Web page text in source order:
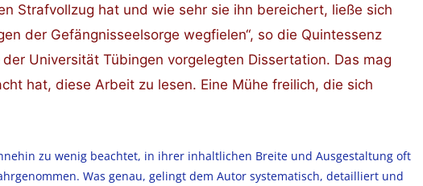
Strafvollzug hat und wie sehr sie ihn bereichert, ließe sich
der Gefängnisseelsorge wegfielen“, so die Quintessenz
Universität Tübingen vorgelegten Dissertation. Das mag
hat, diese Arbeit zu lesen. Eine Mühe freilich, die sich
zu wenig beachtet, in ihrer inhaltlichen Breite und Ausgestaltung oft
Was genau, gelingt dem Autor systematisch, detailliert und